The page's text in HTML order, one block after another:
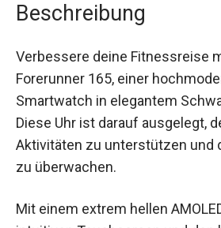
Beschreibung
Verbessere deine Fitnessreise
Forerunner 165, einer
und Smartwatch in elegantem
Schwarz/Dunkelgrau. Diese Uhr
ausgelegt, deine sportlichen
unterstützen und deine